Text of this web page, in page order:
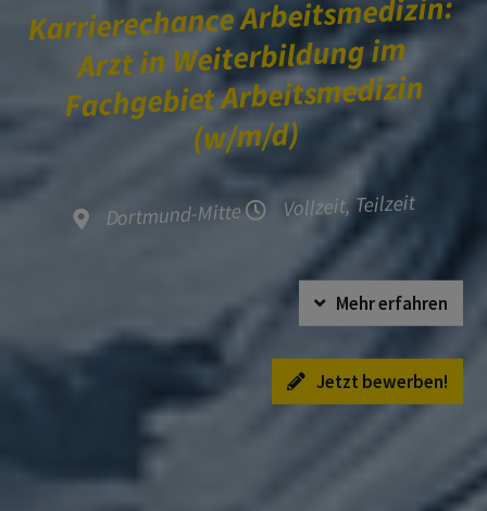
Karrierechance Arbeitsmedizin:
Arzt in Weiterbildung im
Fachgebiet Arbeitsmedizin
(w/m/d)
Dortmund-Mitte Vollzeit, Teilzeit
Mehr erfahren
Jetzt bewerben!